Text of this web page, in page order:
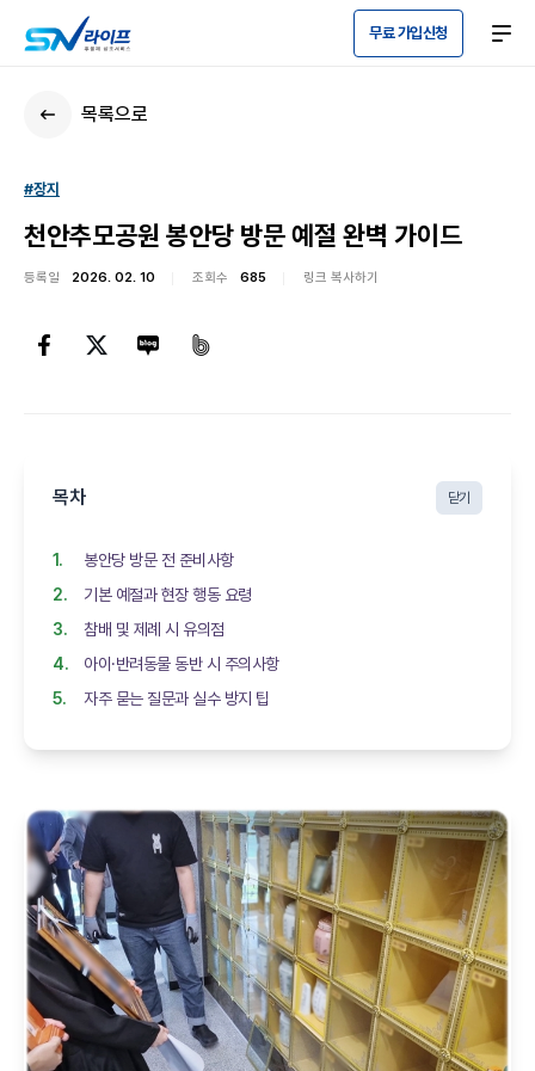
무료 가입신청
목록으로
#장지
천안추모공원 봉안당 방문 예절 완벽 가이드
등록일 2026. 02. 10 조회수 685 링크 복사하기
목차 닫기
봉안당 방문 전 준비사항
기본 예절과 현장 행동 요령
참배 및 제례 시 유의점
아이·반려동물 동반 시 주의사항
자주 묻는 질문과 실수 방지 팁